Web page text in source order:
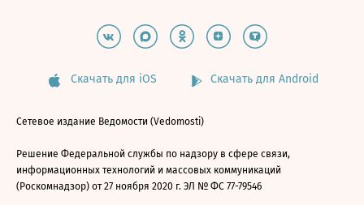
Скачать для iOS Скачать для Android
Сетевое издание Ведомости (Vedomosti)
Решение Федеральной службы по надзору в сфере связи,
информационных технологий и массовых коммуникаций
(Роскомнадзор) от 27 ноября 2020 г. ЭЛ № ФС 77-79546